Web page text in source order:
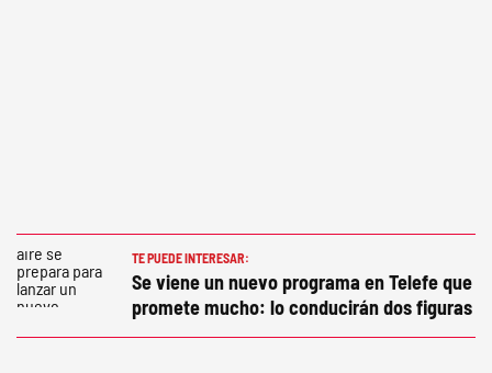
TE PUEDE INTERESAR:
Se viene un nuevo programa en Telefe que
promete mucho: lo conducirán dos figuras